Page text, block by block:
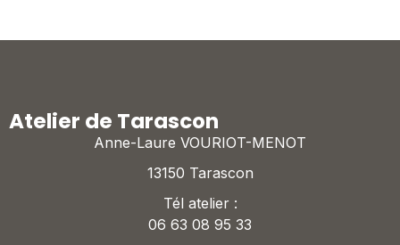
Atelier de Tarascon
Anne-Laure VOURIOT-MENOT
13150 Tarascon
Tél atelier :
06 63 08 95 33